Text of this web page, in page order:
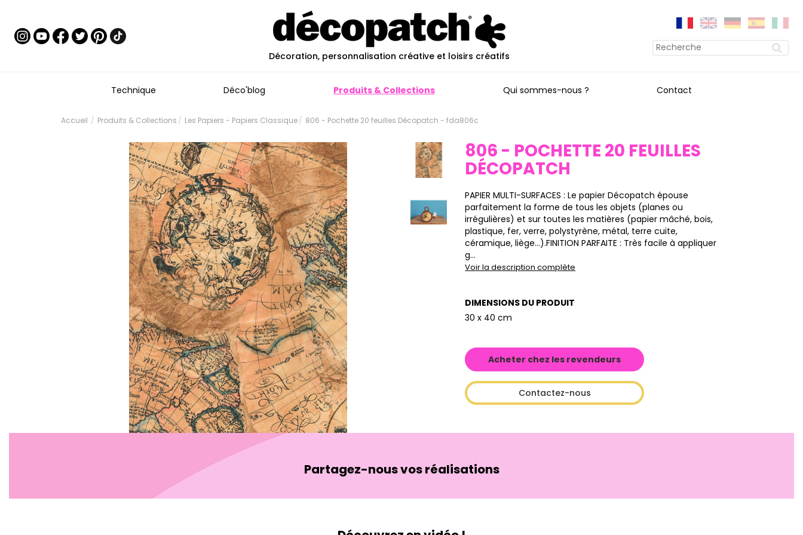
Décoration, personnalisation créative et loisirs créatifs
Technique Déco'blog Produits & Collections Qui sommes-nous ? Contact
Accueil Produits & Collections Les Papiers - Papiers Classique 806 - Pochette 20 feuilles Décopatch - fda806c
806 - POCHETTE 20 FEUILLES
DÉCOPATCH
PAPIER MULTI-SURFACES : Le papier Décopatch épouse
parfaitement la forme de tous les objets (planes ou
irrégulières) et sur toutes les matières (papier mâché, bois,
plastique, fer, verre, polystyrène, métal, terre cuite,
céramique, liège…).FINITION PARFAITE : Très facile à appliquer
g...
Voir la description complète
DIMENSIONS DU PRODUIT
30 x 40 cm
Acheter chez les revendeurs
Contactez-nous
Partagez-nous vos réalisations